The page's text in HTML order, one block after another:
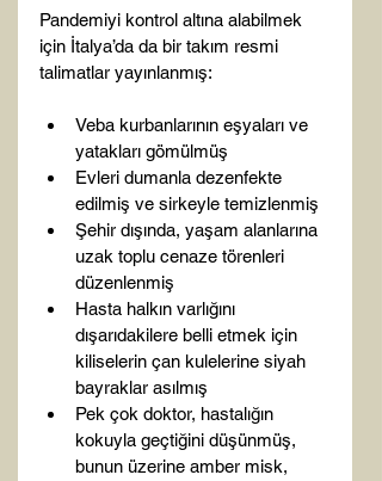
Pandemiyi kontrol altına alabilmek
için İtalya’da da bir takım resmi
Veba kurbanlarının eşyaları ve
yatakları gömülmüş
Evleri dumanla dezenfekte
edilmiş ve sirkeyle temizlenmiş
Şehir dışında, yaşam alanlarına
uzak toplu cenaze törenleri
düzenlenmiş
Hasta halkın varlığını
dışarıdakilere belli etmek için
kiliselerin çan kulelerine siyah
bayraklar asılmış
Pek çok doktor, hastalığın
kokuyla geçtiğini düşünmüş,
bunun üzerine amber misk,